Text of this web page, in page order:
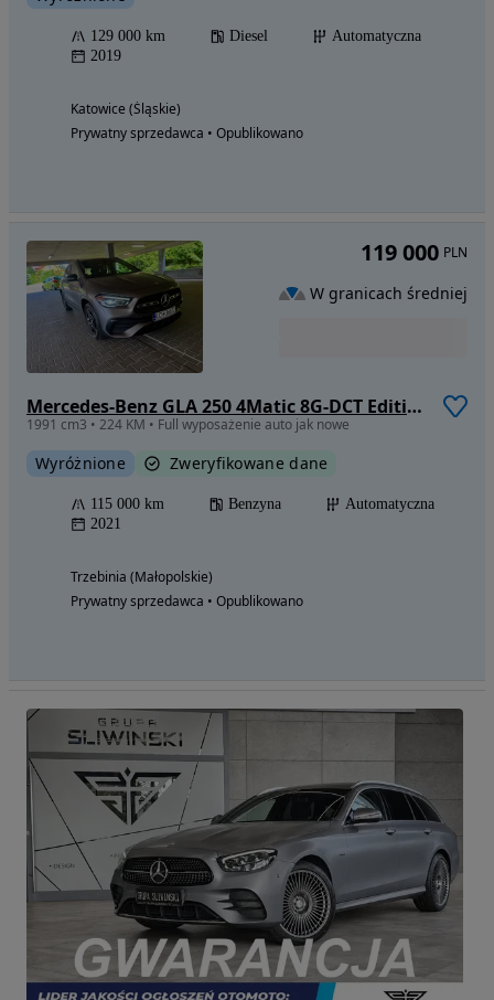
129 000 km Diesel
Automatyczna
2019
Katowice (Śląskie)
Prywatny sprzedawca • Opublikowano
Mercedes-Benz GLA 250 4Matic 8G-DCT Edition 2021
1991 cm3 • 224 KM • Full wyposażenie auto jak nowe
Wyróżnione Zweryfikowane dane
115 000 km Benzyna
Automatyczna
2021
Trzebinia (Małopolskie)
Prywatny sprzedawca • Opublikowano
119 000 PLN
W granicach średniej